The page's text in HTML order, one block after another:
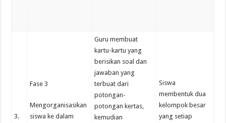
3.
Fase 3
Mengorganisasikan
siswa ke dalam
Guru membuat
kartu-kartu yang
berisikan soal dan
jawaban yang
terbuat dari
potongan-
potongan kertas,
kemudian
Siswa
membentuk dua
kelompok besar
yang setiap